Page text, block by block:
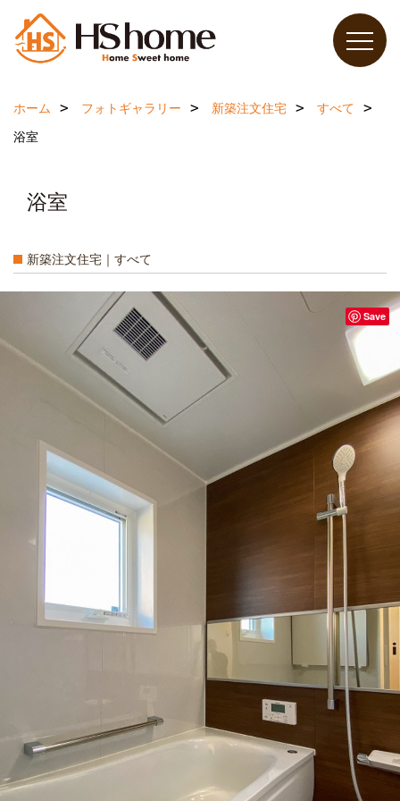
ホーム フォトギャラリー 新築注文住宅
すべて
浴室
浴室
新築注文住宅｜すべて
Save